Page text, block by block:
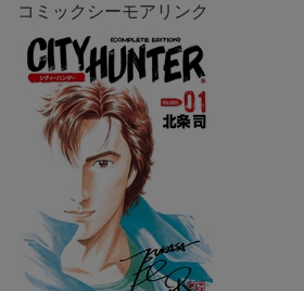
コミックシーモアリンク